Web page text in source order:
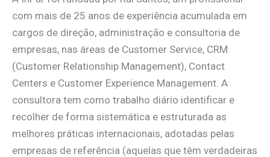
com mais de 25 anos de experiência acumulada em
cargos de direção, administração e consultoria de
empresas, nas áreas de Customer Service, CRM
(Customer Relationship Management), Contact
Centers e Customer Experience Management. A
consultora tem como trabalho diário identificar e
recolher de forma sistemática e estruturada as
melhores práticas internacionais, adotadas pelas
empresas de referência (aquelas que têm verdadeiras